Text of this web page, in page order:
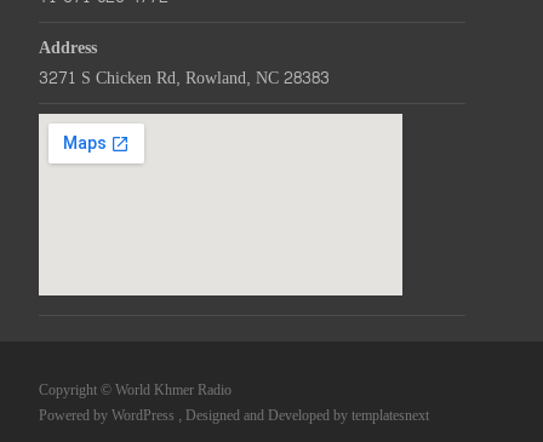
Address
3271 S Chicken Rd, Rowland, NC 28383
Copyright © World Khmer Radio
Powered by WordPress , Designed and Developed bytemplatesnext